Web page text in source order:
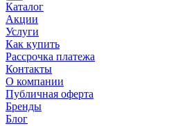
Каталог
Акции
Услуги
Как купить
Рассрочка платежа
Контакты
О компании
Публичная оферта
Бренды
Блог